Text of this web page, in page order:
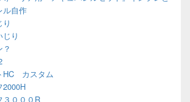
ル自作
り
HC カスタム
2000H
３０００R